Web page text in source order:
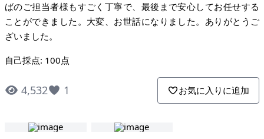
ばのご担当者様もすごく丁寧で、最後まで安心してお任せする
ことができました。大変、お世話になりました。ありがとうご
ざいました。
自己採点: 100点
4,532 1 お気に入りに追加